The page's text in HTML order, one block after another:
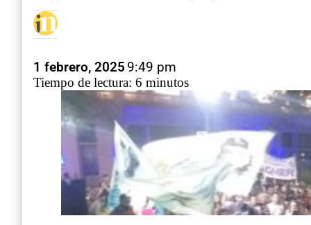
1 febrero, 2025 9:49 pm
Tiempo de lectura: 6 minutos